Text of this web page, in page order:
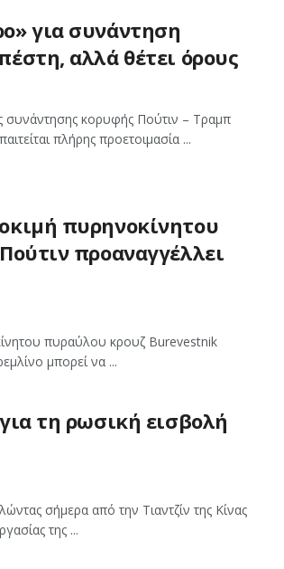
για συνάντηση
αλλά θέτει όρους
συνάντησης κορυφής Πούτιν – Τραμπ
πλήρης προετοιμασία ...
πυρηνοκίνητου
προαναγγέλλει
πυραύλου κρουζ Burevestnik
μπορεί να ...
τη ρωσική εισβολή
σήμερα από την Τιαντζίν της Κίνας
της ...